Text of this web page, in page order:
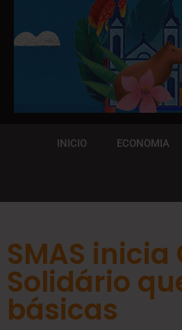
INICIO ECONOMIA
SMAS
Solidário
básicas